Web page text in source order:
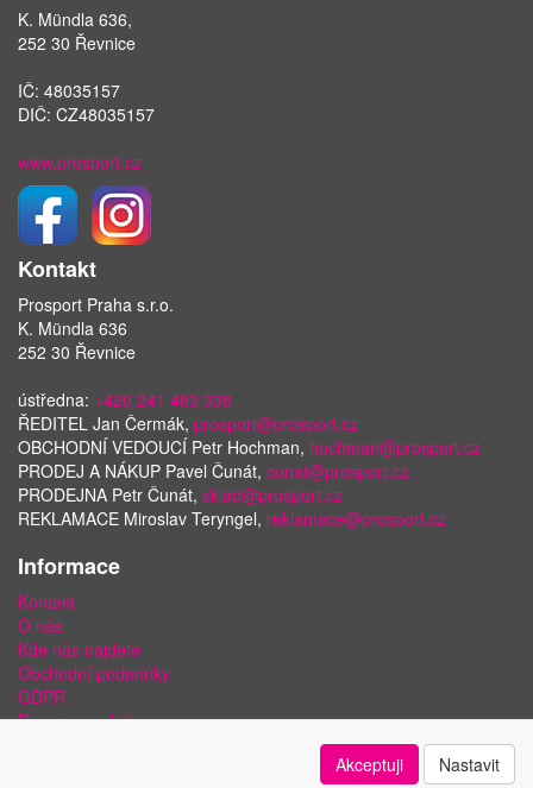
K. Mündla 636,
252 30 Řevnice
IČ: 48035157
DIČ: CZ48035157
www.prosport.cz
Kontakt
Prosport Praha s.r.o.
K. Mündla 636
252 30 Řevnice
ústředna: +420 241 483 338
ŘEDITEL Jan Čermák, prosport@prosport.cz
OBCHODNÍ VEDOUCÍ Petr Hochman, hochman@prosport.cz
PRODEJ A NÁKUP Pavel Čunát, cunat@prosport.cz
PRODEJNA Petr Čunát, sklad@prosport.cz
REKLAMACE Miroslav Teryngel, reklamace@prosport.cz
Informace
Kontakt
O nás
Kde nás najdete
Obchodní podmínky
GDPR
Doprava a platba
Akceptuji Nastavit